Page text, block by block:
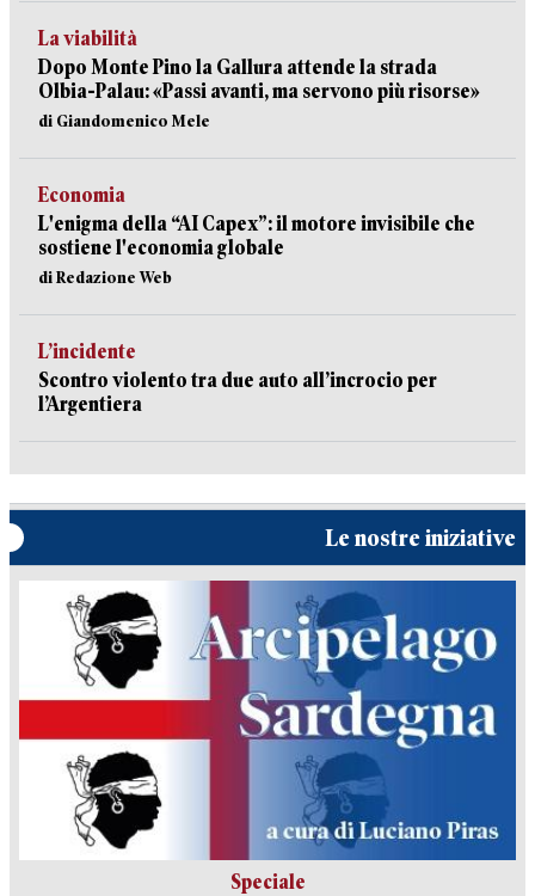
La viabilità
Dopo Monte Pino la Gallura attende la strada
Olbia-Palau: «Passi avanti, ma servono più risorse»
di Giandomenico Mele
Economia
L'enigma della “AI Capex”: il motore invisibile che
sostiene l'economia globale
di Redazione Web
L’incidente
Scontro violento tra due auto all’incrocio per
l’Argentiera
Le nostre iniziative
Speciale